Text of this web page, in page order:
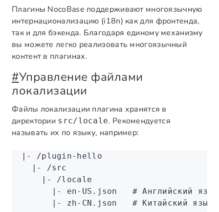
Плагины NocoBase поддерживают многоязычную
интернационализацию (i18n) как для фронтенда,
так и для бэкенда. Благодаря единому механизму
вы можете легко реализовать многоязычный
контент в плагинах.
#Управление файлами
локализации
Файлы локализации плагина хранятся в
директории src/locale. Рекомендуется
называть их по языку, например:
| -
/plugin-hello
  |
-
/src
    |
-
/locale
      |
- en-US.json
   # Английский язык
      |
- zh-CN.json
   # Китайский язык